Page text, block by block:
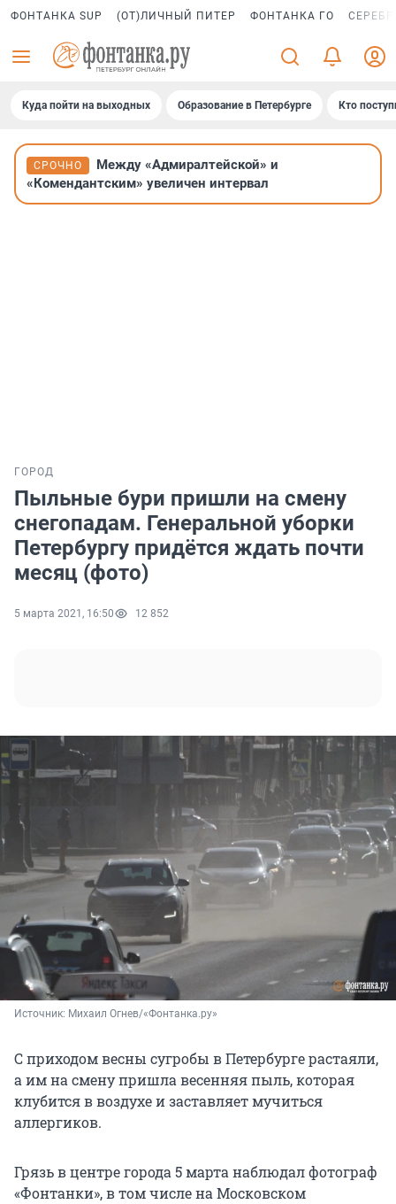
ФОНТАНКА SUP (ОТ)ЛИЧНЫЙ ПИТЕР ФОНТАНКА ГО
Куда пойти на выходных Образование в Петербурге Кто
СРОЧНО
Между «Адмиралтейской» и
«Комендантским» увеличен интервал
ГОРОД
Пыльные бури пришли на смену
снегопадам. Генеральной уборки
Петербургу придётся ждать почти
месяц (фото)
5 марта 2021, 16:50 12 852
Источник: Михаил Огнев/«Фонтанка.ру»
С приходом весны сугробы в Петербурге растаяли,
а им на смену пришла весенняя пыль, которая
клубится в воздухе и заставляет мучиться
аллергиков.
Грязь в центре города 5 марта наблюдал фотограф
«Фонтанки», в том числе на Московском